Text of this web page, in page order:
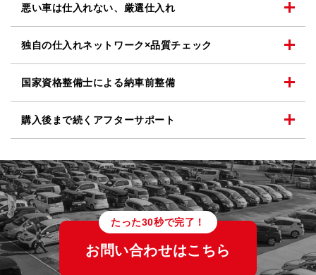
悪い車は仕入れない、 厳選仕入れ
独自の仕入れネットワーク×品質チェック
国家資格整備士による納車前整備
購入後まで続く アフターサポート
たった30秒で完了！
お問い合わせはこちら